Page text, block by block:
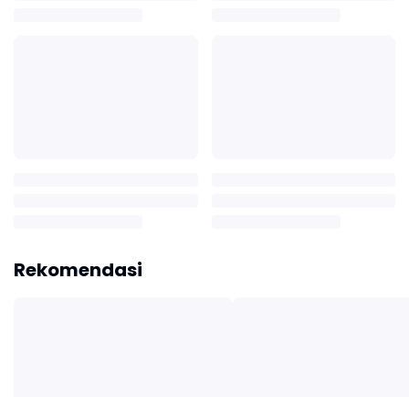
Rekomendasi